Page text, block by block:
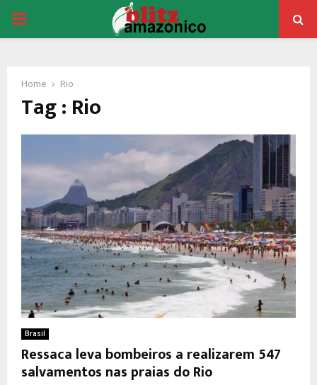
PRIMARY
Home Rio
Tag : Rio
Brasil
Ressaca leva bombeiros a realizarem 547
salvamentos nas praias do Rio